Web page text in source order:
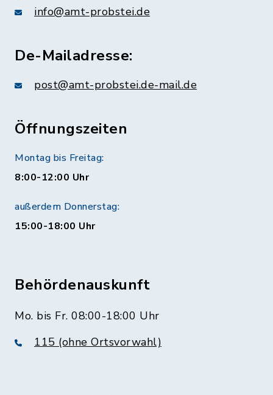
info@amt-probstei.de
De-Mailadresse:
post@amt-probstei.de-mail.de
Öffnungszeiten
Montag bis Freitag:
8:00-12:00 Uhr
außerdem Donnerstag:
15:00-18:00 Uhr
Behördenauskunft
Mo. bis Fr. 08:00-18:00 Uhr
115 (ohne Ortsvorwahl)